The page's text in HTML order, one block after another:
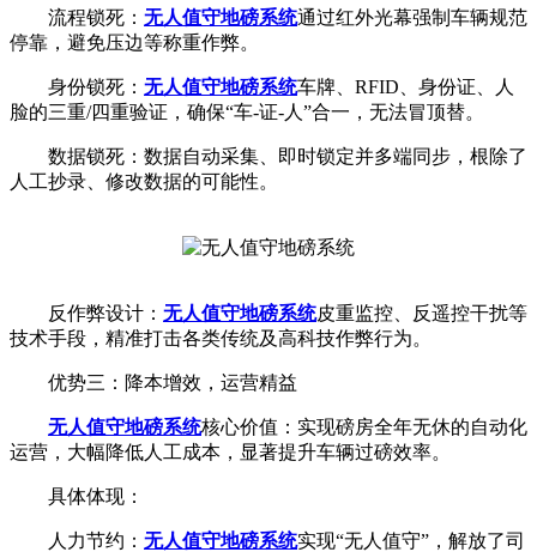
流程锁死： 无人值守地磅系统通过红外光幕强制车辆规范
停靠，避免压边等称重作弊。
身份锁死： 无人值守地磅系统车牌、RFID、身份证、人
脸的三重/四重验证，确保“车-证-人”合一，无法冒顶替。
数据锁死：数据自动采集、即时锁定并多端同步，根除了
人工抄录、修改数据的可能性。
反作弊设计： 无人值守地磅系统皮重监控、反遥控干扰等
技术手段，精准打击各类传统及高科技作弊行为。
优势三：降本增效，运营精益
无人值守地磅系统核心价值：实现磅房全年无休的自动化
运营，大幅降低人工成本，显著提升车辆过磅效率。
具体体现：
人力节约： 无人值守地磅系统实现“无人值守”，解放了司